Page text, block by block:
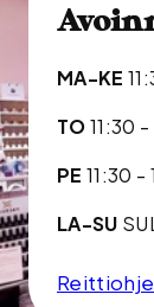
MA-KE
TO11:30
PE 11:30 -
LA-SU